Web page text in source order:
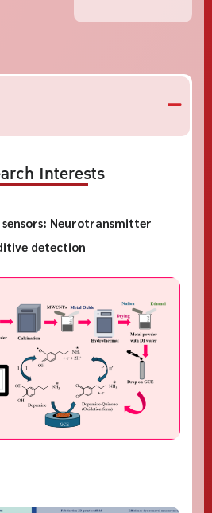
Interests
Neurotransmitter
detection